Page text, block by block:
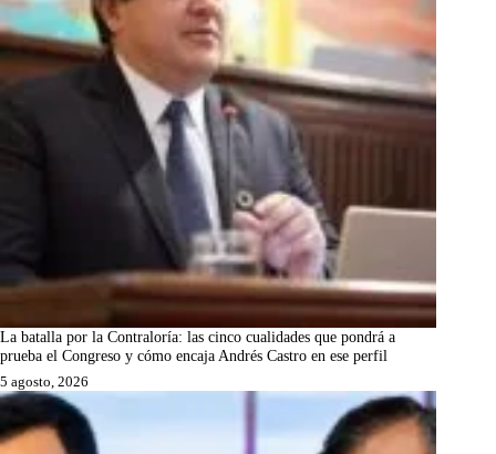
La batalla por la Contraloría: las cinco cualidades que pondrá a
prueba el Congreso y cómo encaja Andrés Castro en ese perfil
5 agosto, 2026